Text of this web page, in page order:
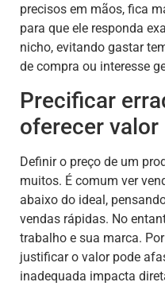
precisos em mãos, fica
para que ele responda
nicho, evitando gastar
de compra ou interesse
Precificar
oferecer
Definir o preço de um
muitos. É comum ver
abaixo do ideal,
vendas rápidas. No
trabalho e sua marca.
justificar o valor pode
inadequada impacta